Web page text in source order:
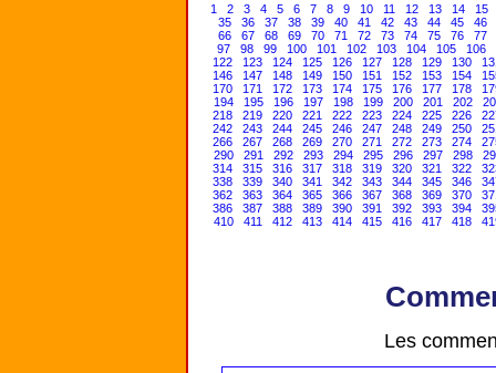
1 2 3 4 5 6 7 8 9 10 11 12 13 14
15
35
36 37 38 39 40 41 42 43 44 45
46
66
67 68 69 70 71 72 73 74 75 76
77
97
98 99 100 101 102 103 104 105
106
122
123 124 125 126 127 128 129 130
146
147 148 149 150 151 152 153 154
170
171 172 173 174 175 176 177 178
194
195 196 197 198 199 200 201 202
218
219 220 221 222 223 224 225 226
242
243 244 245 246 247 248 249 250
266
267 268 269 270 271 272 273 274
290
291 292 293 294 295 296 297 298
314
315 316 317 318 319 320 321 322
338
339 340 341 342 343 344 345 346
362
363 364 365 366 367 368 369 370
386
387 388 389 390 391 392 393 394
410
411 412 413 414 415 416 417 418
Les